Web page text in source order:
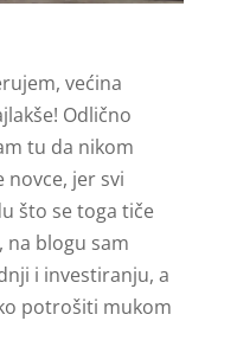
većina
Odlično
tu da nikom
novce, jer svi
što se toga tiče
na blogu sam
i investiranju, a
potrošiti mukom